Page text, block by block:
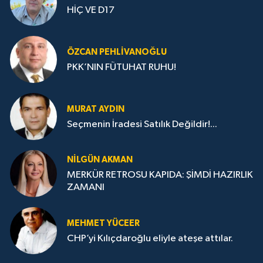
HİÇ VE D17
ÖZCAN PEHLIVANOĞLU
PKK’NIN FÜTUHAT RUHU!
MURAT AYDIN
Seçmenin İradesi Satılık Değildir!...
NILGÜN AKMAN
MERKÜR RETROSU KAPIDA: ŞİMDİ HAZIRLIK
ZAMANI
MEHMET YÜCEER
CHP’yi Kılıçdaroğlu eliyle ateşe attılar.